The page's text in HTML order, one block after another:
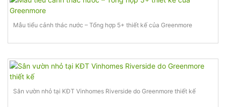
Mẫu tiểu cảnh thác nước – Tổng hợp 5+ thiết kế của Greenmore
Sân vườn nhỏ tại KĐT Vinhomes Riverside do Greenmore thiết kế